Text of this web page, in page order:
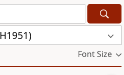
Font Size